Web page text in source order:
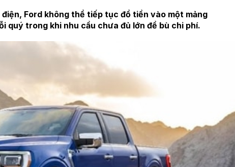
Ford không thể tiếp tục đổ tiền vào một mảng
quý trong khi nhu cầu chưa đủ lớn để bù chi phí.